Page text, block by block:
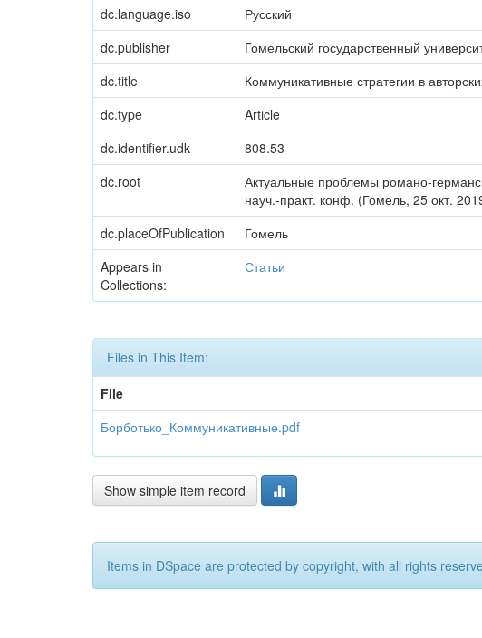
dc.language.iso Русский
dc.publisher
Гомельский государственный
dc.title
Коммуникативные стратегии в
dc.type
Article
dc.identifier.udk
808.53
dc.root
Актуальные проблемы романо-
науч.-практ. конф. (Гомель, 25 окт.
dc.placeOfPublication Гомель
Appears in
Collections:
Статьи
Files in This Item:
File
Борботько_Коммуникативные.pdf
Show simple item record
Items in DSpace are protected by copyright, with all rights